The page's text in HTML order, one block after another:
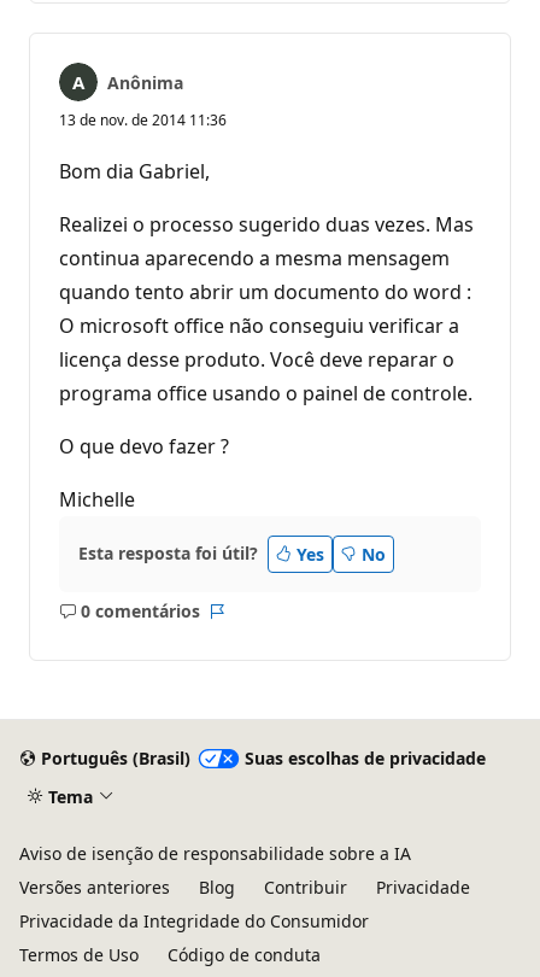
Anônima
13 de nov. de 2014 11:36
Bom dia Gabriel,
Realizei o processo sugerido duas vezes. Mas
continua aparecendo a mesma mensagem
quando tento abrir um documento do word :
O microsoft office não conseguiu verificar a
licença desse produto. Você deve reparar o
programa office usando o painel de controle.
O que devo fazer ?
Michelle
Esta resposta foi útil? Yes No
0 comentários
Sem
Português (Brasil)
Suas escolhas de privacidade
Tema
Aviso de isenção de responsabilidade sobre a IA
Versões anteriores
Blog Contribuir
Privacidade
Privacidade da Integridade do Consumidor
Termos de Uso
Código de conduta